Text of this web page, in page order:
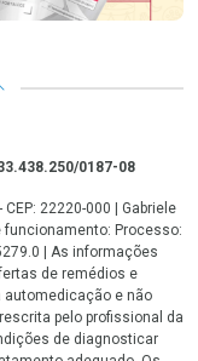
0187-08
22220-000 | Gabriele
funcionamento: Processo:
| As informações
de remédios e
e não
pelo profissional da
de diagnosticar